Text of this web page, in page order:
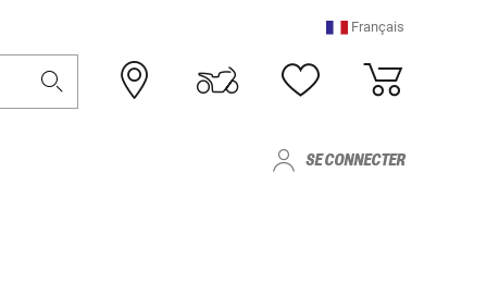
Français
SE CONNECTER